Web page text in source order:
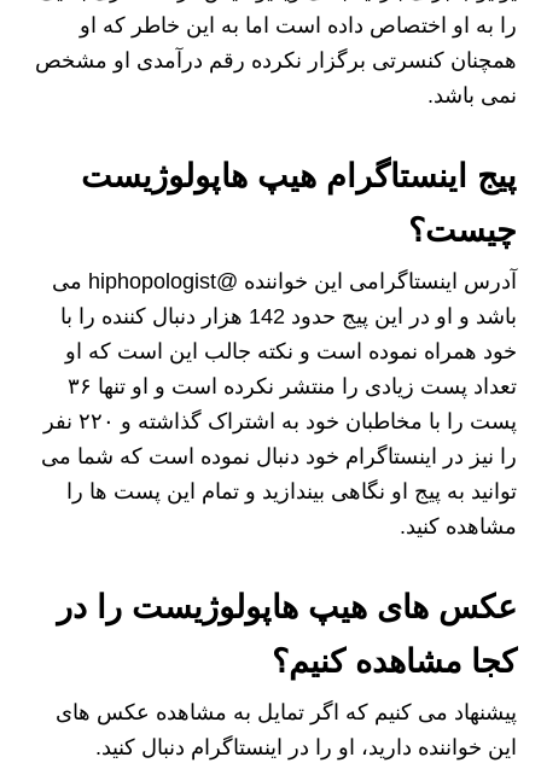
را به او اختصاص داده است اما به این خاطر که او
همچنان کنسرتی برگزار نکرده رقم درآمدی او مشخص
نمی باشد.
پیج اینستاگرام هیپ هاپولوژیست
چیست؟
آدرس اینستاگرامی این خواننده @hiphopologist می
باشد و او در این پیج حدود 142 هزار دنبال کننده را با
خود همراه نموده است و نکته جالب این است که او
تعداد پست زیادی را منتشر نکرده است و او تنها ۳۶
پست را با مخاطبان خود به اشتراک گذاشته و ۲۲۰ نفر
را نیز در اینستاگرام خود دنبال نموده است که شما می
توانید به پیج او نگاهی بیندازید و تمام این پست‌ ها را
مشاهده کنید.
عکس های هیپ هاپولوژیست را در
کجا مشاهده کنیم؟
پیشنهاد می کنیم که اگر تمایل به مشاهده عکس های
این خواننده دارید، او را در اینستاگرام دنبال کنید.